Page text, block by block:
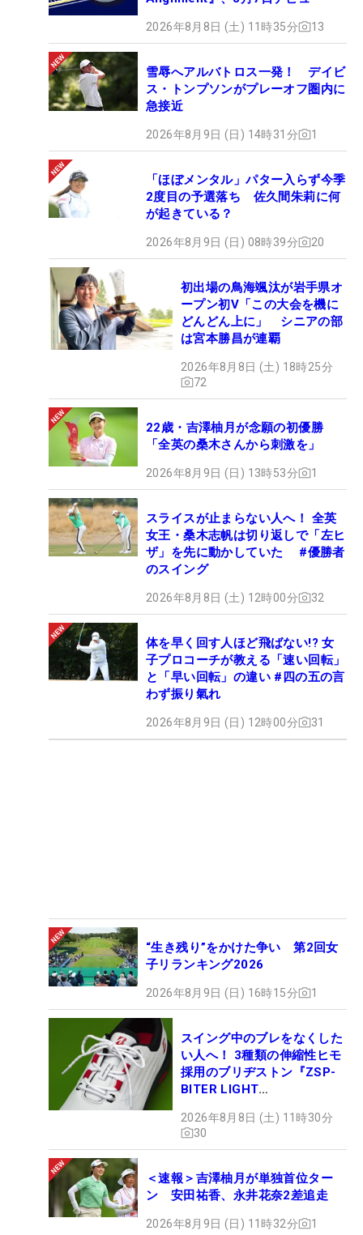
2026年8月8日 (土) 11時35分 13
雪辱へアルバトロス一発！ デイビ
ス・トンプソンがプレーオフ圏内に
急接近
2026年8月9日 (日) 14時31分 1
「ほぼメンタル」パター入らず今季
2度目の予選落ち 佐久間朱莉に何
が起きている？
2026年8月9日 (日) 08時39分 20
初出場の鳥海颯汰が岩手県オ
ープン初V「この大会を機に
どんどん上に」 シニアの部
は宮本勝昌が連覇
2026年8月8日 (土) 18時25分
72
22歳・吉澤柚月が念願の初優勝
「全英の桑木さんから刺激を」
2026年8月9日 (日) 13時53分 1
スライスが止まらない人へ！ 全英
女王・桑木志帆は切り返しで「左ヒ
ザ」を先に動かしていた #優勝者
のスイング
2026年8月8日 (土) 12時00分 32
体を早く回す人ほど飛ばない!? 女
子プロコーチが教える「速い回転」
と「早い回転」の違い #四の五の言
わず振り氣れ
2026年8月9日 (日) 12時00分 31
“生き残り”をかけた争い 第2回女
子リランキング2026
2026年8月9日 (日) 16時15分 1
スイング中のブレをなくした
い人へ！ 3種類の伸縮性ヒモ
採用のブリヂストン『ZSP-
BITER LIGHT
ュー
2026年8月8日 (土) 11時30分
30
＜速報＞吉澤柚月が単独首位ター
ン 安田祐香、永井花奈2差追走
2026年8月9日 (日) 11時32分 1